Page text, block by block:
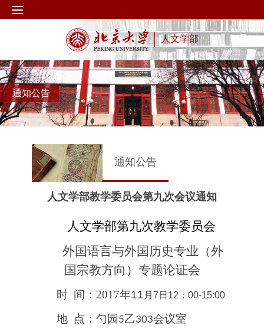
人文学部
通知公告
通知公告
人文学部教学委员会第九次会议通知
人文学部第九次教学委员会
外国语言与外国历史专业（外
国宗教方向）专题论证会
时 间：2017年11 月7日12：00-15:00
地 点： 勺园 5乙303会议室